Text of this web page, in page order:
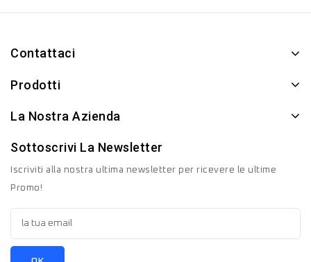
Contattaci
Prodotti
La Nostra Azienda
Sottoscrivi La Newsletter
Iscriviti alla nostra ultima newsletter per ricevere le ultime
Promo!